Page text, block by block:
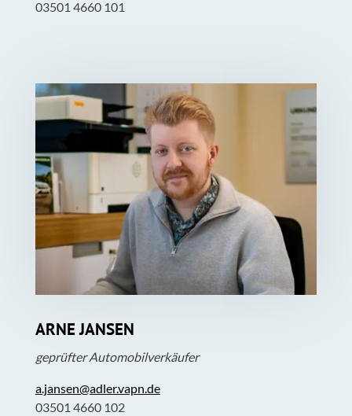
03501 4660 101
ARNE JANSEN
geprüfter Automobilverkäufer
a.jansen@adler.vapn.de
03501 4660 102